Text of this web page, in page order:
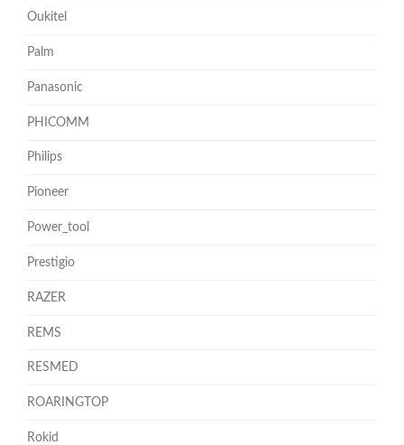
Oukitel
Palm
Panasonic
PHICOMM
Philips
Pioneer
Power_tool
Prestigio
RAZER
REMS
RESMED
ROARINGTOP
Rokid